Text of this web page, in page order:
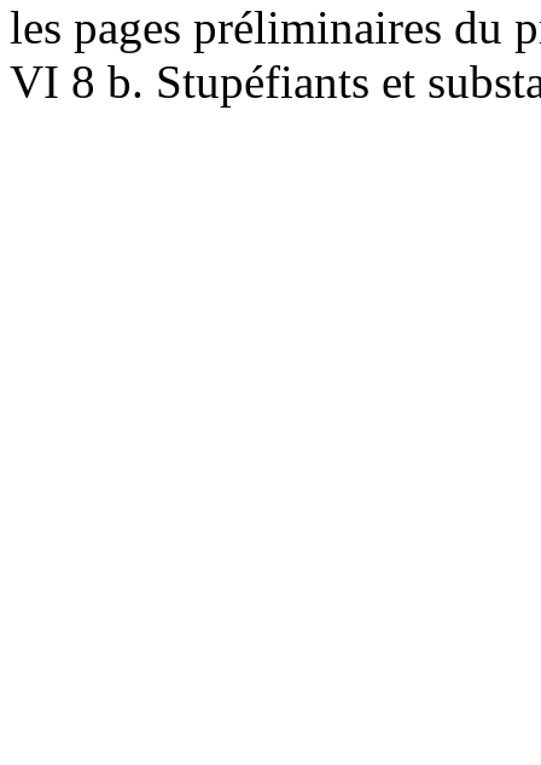
les pages préliminaires du
VI 8 b. Stupéfiants et